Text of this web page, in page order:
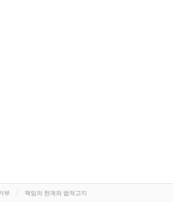
부 책임의 한계와 법적고지